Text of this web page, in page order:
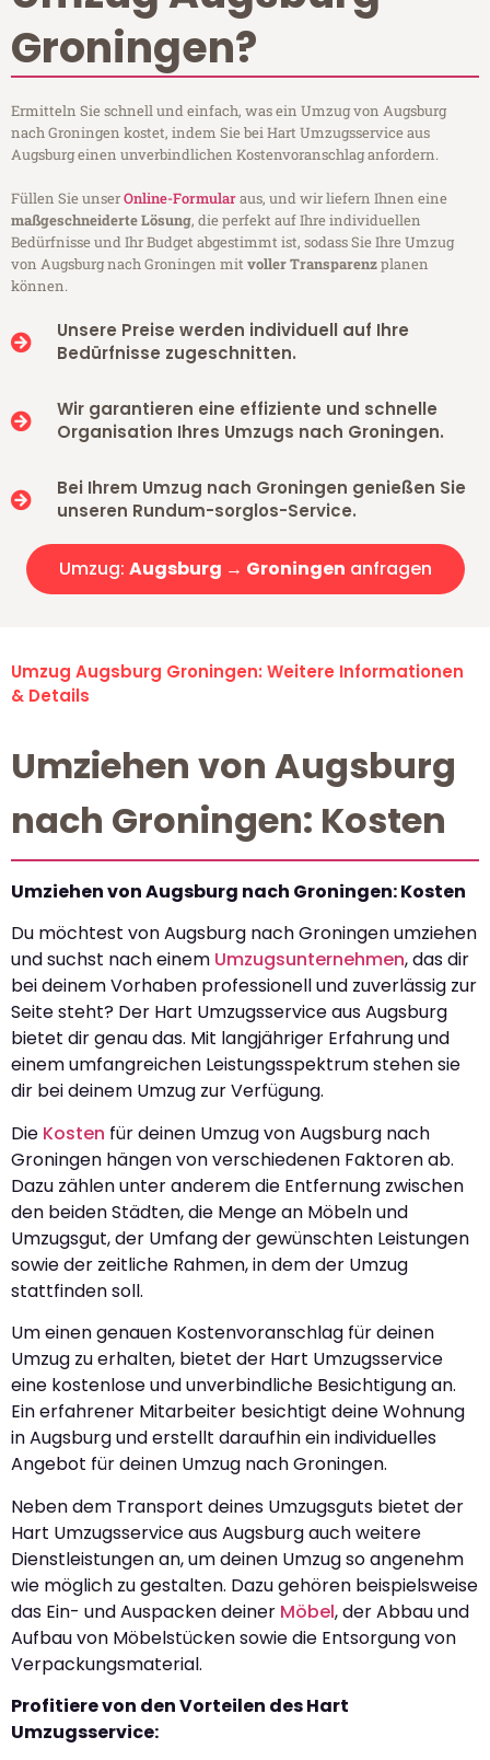
Groningen?
Ermitteln Sie schnell und einfach, was ein Umzug von Augsburg
nach Groningen kostet, indem Sie bei Hart Umzugsservice aus
Augsburg einen unverbindlichen Kostenvoranschlag anfordern.
Füllen Sie unserOnline-Formularaus, und wir liefern Ihnen eine
maßgeschneiderte Lösung, die perfekt auf Ihre individuellen
Bedürfnisse und Ihr Budget abgestimmt ist, sodass Sie Ihre Umzug
von Augsburg nach Groningen mitvoller Transparenzplanen
können.
Unsere Preise werden individuell auf Ihre
Bedürfnisse zugeschnitten.
Wir garantieren eine effiziente und schnelle
Organisation Ihres Umzugs nach Groningen.
Bei Ihrem Umzug nach Groningen genießen Sie
unseren Rundum-sorglos-Service.
Umzug: Augsburg → Groningen anfragen
Umzug Augsburg Groningen: Weitere Informationen
& Details
Umziehen von Augsburg
nach Groningen: Kosten
Umziehen von Augsburg nach Groningen: Kosten
Du möchtest von Augsburg nach Groningen umziehen
und suchst nach einem Umzugsunternehmen, das dir
bei deinem Vorhaben professionell und zuverlässig zur
Seite steht? Der Hart Umzugsservice aus Augsburg
bietet dir genau das. Mit langjähriger Erfahrung und
einem umfangreichen Leistungsspektrum stehen sie
dir bei deinem Umzug zur Verfügung.
Die Kosten für deinen Umzug von Augsburg nach
Groningen hängen von verschiedenen Faktoren ab.
Dazu zählen unter anderem die Entfernung zwischen
den beiden Städten, die Menge an Möbeln und
Umzugsgut, der Umfang der gewünschten Leistungen
sowie der zeitliche Rahmen, in dem der Umzug
stattfinden soll.
Um einen genauen Kostenvoranschlag für deinen
Umzug zu erhalten, bietet der Hart Umzugsservice
eine kostenlose und unverbindliche Besichtigung an.
Ein erfahrener Mitarbeiter besichtigt deine Wohnung
in Augsburg und erstellt daraufhin ein individuelles
Angebot für deinen Umzug nach Groningen.
Neben dem Transport deines Umzugsguts bietet der
Hart Umzugsservice aus Augsburg auch weitere
Dienstleistungen an, um deinen Umzug so angenehm
wie möglich zu gestalten. Dazu gehören beispielsweise
das Ein- und Auspacken deiner Möbel, der Abbau und
Aufbau von Möbelstücken sowie die Entsorgung von
Verpackungsmaterial.
Profitiere von den Vorteilen des Hart
Umzugsservice: